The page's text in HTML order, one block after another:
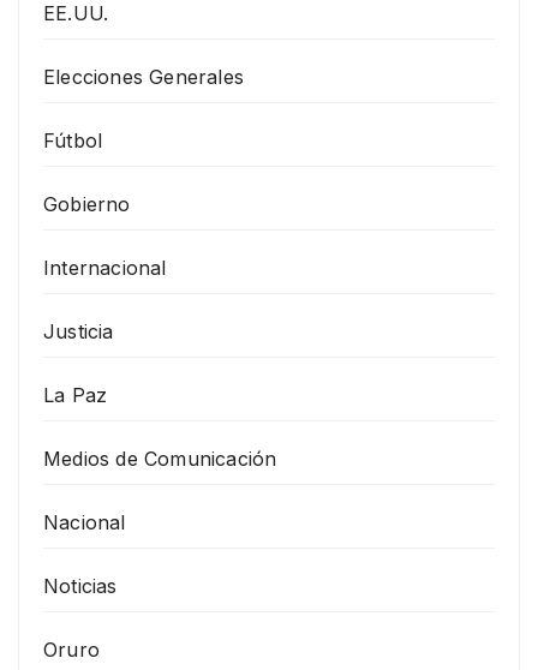
EE.UU.
Elecciones Generales
Fútbol
Gobierno
Internacional
Justicia
La Paz
Medios de Comunicación
Nacional
Noticias
Oruro